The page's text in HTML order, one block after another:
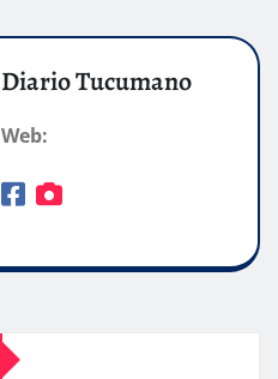
Diario Tucumano
Web: